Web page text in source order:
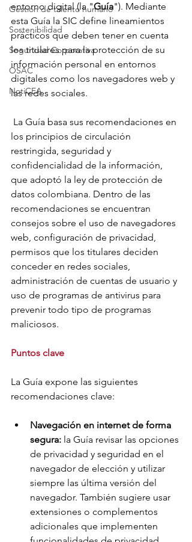
Gestión de talento humano
Sostenibilidad
Seguridad Corporativa
OSAC
NotiCEA
entorno digital (la "Guía"). Mediante
esta Guía la SIC define lineamientos
prácticos que deben tener en cuenta
los titulares para la protección de su
información personal en entornos
digitales como los navegadores web y
las redes sociales.
los principios de circulación
restringida, seguridad y
confidencialidad de la información,
que adoptó la ley de protección de
datos colombiana. Dentro de las
recomendaciones se encuentran
consejos sobre el uso de navegadores
web, configuración de privacidad,
permisos que los titulares deciden
conceder en redes sociales,
administración de cuentas de usuario y
uso de programas de antivirus para
prevenir todo tipo de programas
maliciosos.
Puntos clave
La Guía expone las siguientes
recomendaciones clave:
Navegación en internet de forma
segura: la Guía revisar las opciones
de privacidad y seguridad en el
navegador de elección y utilizar
siempre las última versión del
navegador. También sugiere usar
extensiones o complementos
adicionales que implementen